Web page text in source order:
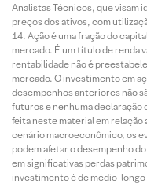
Analistas Técnicos, que visam
preços dos ativos, com
Ação é uma fração do
mercado. É um título de renda
rentabilidade não é
mercado. O investimento em
desempenhos anteriores não
futuros e nenhuma declaração
feita neste material em relação
cenário macroeconômico, os
podem afetar o desempenho
em significativas perdas
investimento é de médio-longo